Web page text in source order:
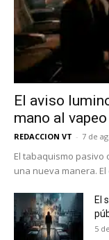
El aviso
mano al vapeo
REDACCION VT - 7 de
El tabaquismo pasivo
una nueva manera.
El
5